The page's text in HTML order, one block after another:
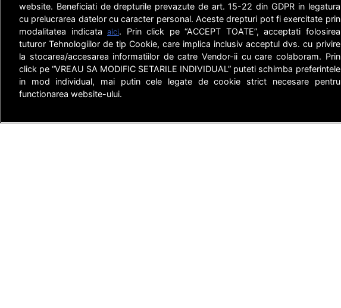
website. Beneficiati de drepturile prevazute de art. 15-22 din GDPR in legatura
cu prelucrarea datelor cu caracter personal. Aceste drepturi pot fi exercitate prin
modalitatea indicataaici. Prin click pe “ACCEPT TOATE”, acceptati folosirea
tuturor Tehnologiilor de tip Cookie, care implica inclusiv acceptul dvs. cu privire
la stocarea/accesarea informatiilor de catre Vendor-ii cu care colaboram. Prin
click pe “VREAU SA MODIFIC SETARILE INDIVIDUAL” puteti schimba preferintele
in mod individual, mai putin cele legate de cookie strict necesare pentru
functionarea website-ului.